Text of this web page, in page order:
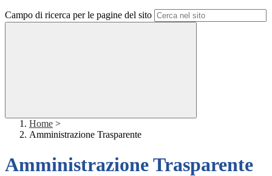
Campo di ricerca per le pagine del sito
Home >
Amministrazione Trasparente
Amministrazione Trasparente